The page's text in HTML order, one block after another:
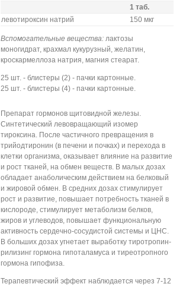
1 таб.
левотироксин натрий
150 мкг
Вспомогательные вещества: лактозы
моногидрат, крахмал кукурузный, желатин,
кроскармеллоза натрия, магния стеарат.
25 шт. - блистеры (2) - пачки картонные.
25 шт. - блистеры (4) - пачки картонные.
Препарат гормонов щитовидной железы.
Синтетический левовращающий изомер
тироксина. После частичного превращения в
трийодтиронин (в печени и почках) и перехода в
клетки организма, оказывает влияние на развитие
и рост тканей, на обмен веществ. В малых дозах
обладает анаболическим действием на белковый
и жировой обмен. В средних дозах стимулирует
рост и развитие, повышает потребность тканей в
кислороде, стимулирует метаболизм белков,
жиров и углеводов, повышает функциональную
активность сердечно-сосудистой системы и ЦНС.
В больших дозах угнетает выработку тиротропин-
рилизинг гормона гипоталамуса и тиреотропного
гормона гипофиза.
Терапевтический эффект наблюдается через 7-12